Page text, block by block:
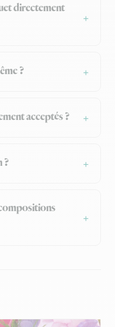
directement
?
acceptés ?
?